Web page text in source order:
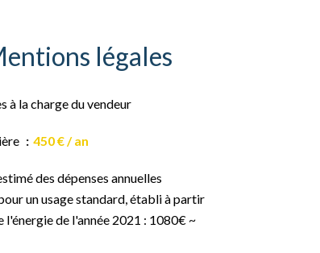
légales
à la charge du vendeur
450 € / an
des dépenses annuelles
un usage standard, établi à partir
l'énergie de l'année 2021 : 1080€ ~